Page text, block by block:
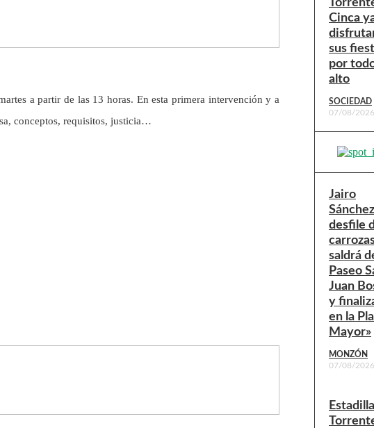
a partir de las 13 horas. En esta primera intervención y a
conceptos, requisitos, justicia…
Cinca
sus
por
alto
SOCIEDAD
07/08/2026
Jairo
desfile
saldrá
Paseo
Juan
y
en la
Mayor»
MONZÓN
07/08/2026